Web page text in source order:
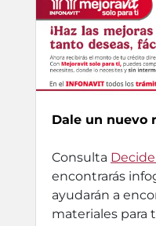
Dale un nuevo
Consulta
encontrarás
ayudarán a
materiales para